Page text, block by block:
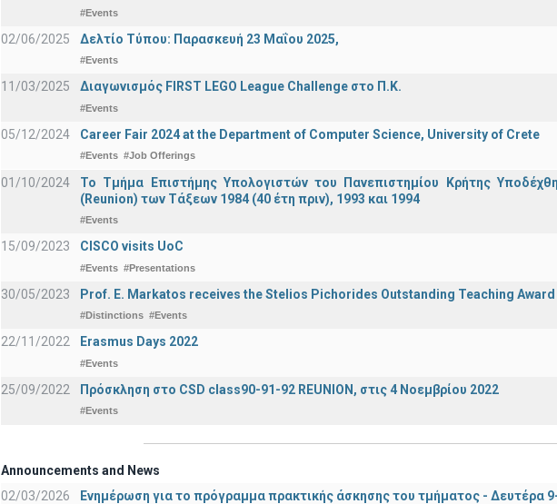
#Events
02/06/2025 Δελτίο Τύπου: Παρασκευή 23 Μαΐου 2025,
#Events
11/03/2025 Διαγωνισμός FIRST LEGO League Challenge στο Π.Κ.
#Events
05/12/2024 Career Fair 2024 at the Department of Computer Science, University of Crete
#Events #Job Offerings
01/10/2024
Το Τμήμα Επιστήμης Υπολογιστών του Πανεπιστημίου Κρήτης
(Reunion) των Τάξεων 1984 (40 έτη πριν), 1993 και 1994
#Events
15/09/2023 CISCO visits UoC
#Events #Presentations
30/05/2023 Prof. E. Markatos receives the Stelios Pichorides Outstanding Teaching Award
#Distinctions #Events
22/11/2022 Erasmus Days 2022
#Events
25/09/2022 Πρόσκληση στο CSD class90-91-92 REUNION, στις 4 Νοεμβρίου 2022
#Events
Announcements and News
02/03/2026
Ενημέρωση για το πρόγραμμα πρακτικής άσκησης του τμήματος - Δευτέρα